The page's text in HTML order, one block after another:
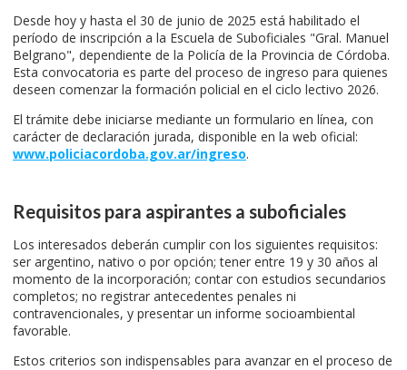
Desde hoy y hasta el 30 de junio de 2025 está habilitado el
período de inscripción a la Escuela de Suboficiales "Gral. Manuel
Belgrano", dependiente de la Policía de la Provincia de Córdoba.
Esta convocatoria es parte del proceso de ingreso para quienes
deseen comenzar la formación policial en el ciclo lectivo 2026.
El trámite debe iniciarse mediante un formulario en línea, con
carácter de declaración jurada, disponible en la web oficial:
www.policiacordoba.gov.ar/ingreso.
Requisitos para aspirantes a suboficiales
Los interesados deberán cumplir con los siguientes requisitos:
ser argentino, nativo o por opción; tener entre 19 y 30 años al
momento de la incorporación; contar con estudios secundarios
completos; no registrar antecedentes penales ni
contravencionales, y presentar un informe socioambiental
favorable.
Estos criterios son indispensables para avanzar en el proceso de